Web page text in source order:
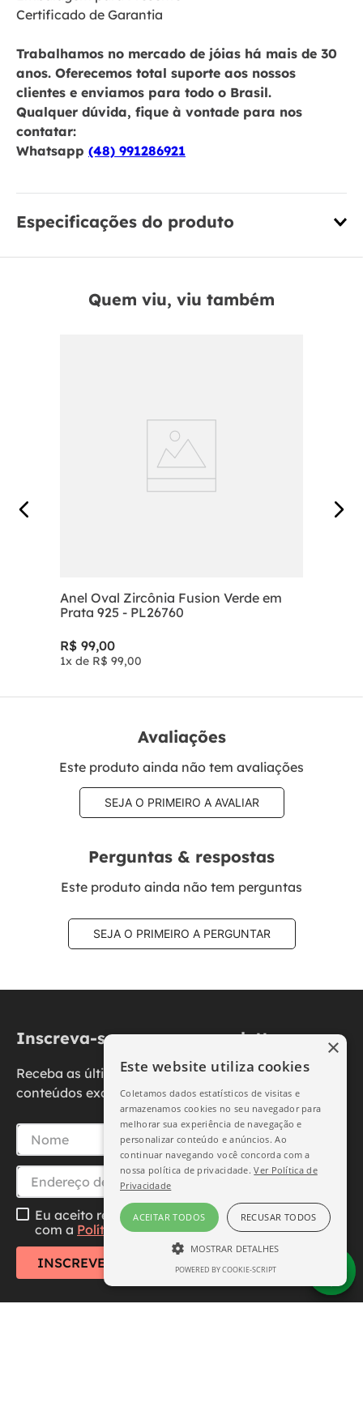
Certificado de Garantia
Trabalhamos no mercado de jóias há mais de 30
anos. Oferecemos total suporte aos nossos
clientes e enviamos para todo o Brasil.
Qualquer dúvida, fique à vontade para nos
contatar:
Whatsapp (48) 991286921
Especificações do produto
Quem viu, viu também
Anel Oval Zircônia Fusion Verde em
Prata 925 - PL26760
R$ 99,00
1x de R$ 99,00
Avaliações
Este produto ainda não tem avaliações
SEJA O PRIMEIRO A AVALIAR
Perguntas & respostas
Este produto ainda não tem perguntas
SEJA O PRIMEIRO A PERGUNTAR
Inscreva-se na nossa newsletter
Receba as últimas novidades, promoções e
conteúdos exclusivos diretamente no seu e-mail.
Eu aceito receber essa newsletter, li e concordo
com a Política de Privacidade
INSCREVER-SE
Este website utiliza cookies
Coletamos dados estatísticos de visitas e
armazenamos cookies no seu navegador para
melhorar sua experiência de navegação e
personalizar conteúdo e anúncios. Ao
continuar navegando você concorda com a
nossa política de privacidade.Ver Política de
Privacidade
ACEITAR TODOS RECUSAR TODOS
MOSTRAR DETALHES
ESTRITAMENTE NECESSÁRIO
POWERED BY COOKIE-SCRIPT
×